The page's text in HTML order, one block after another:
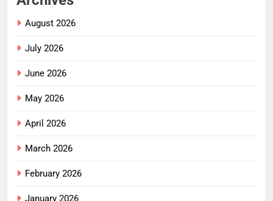
August 2026
July 2026
June 2026
May 2026
April 2026
March 2026
February 2026
January 2026